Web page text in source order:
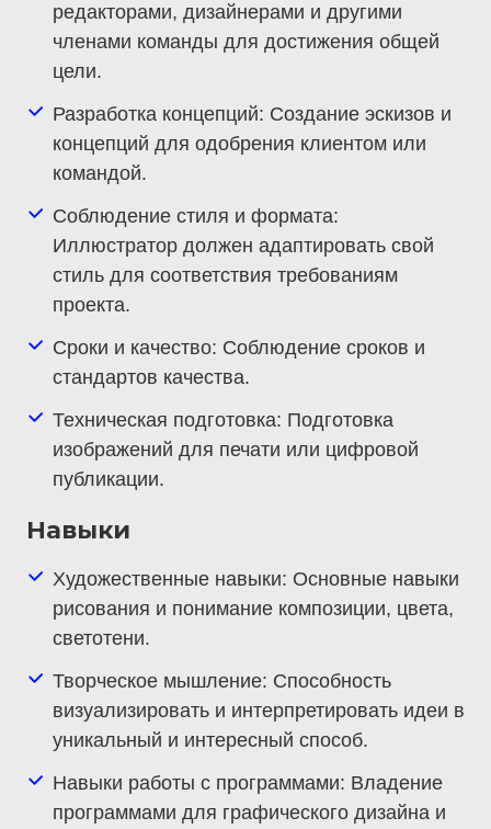
редакторами, дизайнерами и другими
членами команды для достижения общей
цели.
Разработка концепций: Создание эскизов и
концепций для одобрения клиентом или
командой.
Соблюдение стиля и формата:
Иллюстратор должен адаптировать свой
стиль для соответствия требованиям
проекта.
Сроки и качество: Соблюдение сроков и
стандартов качества.
Техническая подготовка: Подготовка
изображений для печати или цифровой
публикации.
Навыки
Художественные навыки: Основные навыки
рисования и понимание композиции, цвета,
светотени.
Творческое мышление: Способность
визуализировать и интерпретировать идеи в
уникальный и интересный способ.
Навыки работы с программами: Владение
программами для графического дизайна и